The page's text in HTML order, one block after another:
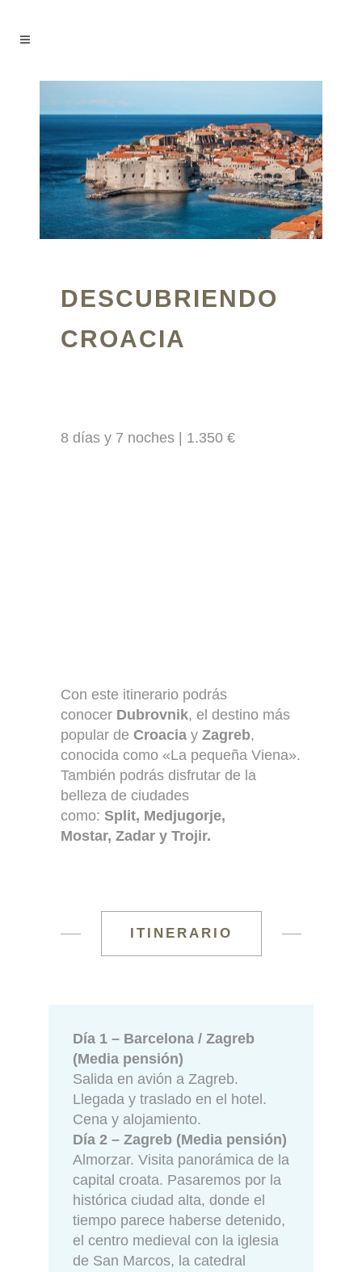
DESCUBRIENDO
CROACIA
8 días y 7 noches | 1.350 €
Con este itinerario podrás
conocer Dubrovnik, el destino más
popular de Croacia y Zagreb,
conocida como «La pequeña Viena».
También podrás disfrutar de la
belleza de ciudades
como: Split, Medjugorje,
Mostar, Zadar y Trojir.
ITINERARIO
Día 1 – Barcelona / Zagreb
(Media pensión)
Salida en avión a Zagreb.
Llegada y traslado en el hotel.
Cena y alojamiento.
Día 2 – Zagreb (Media pensión)
Almorzar. Visita panorámica de la
capital croata. Pasaremos por la
histórica ciudad alta, donde el
tiempo parece haberse detenido,
el centro medieval con la iglesia
de San Marcos, la catedral